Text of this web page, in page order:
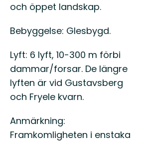
och öppet landskap.
Bebyggelse: Glesbygd.
Lyft: 6 lyft, 10-300 m förbi
dammar/forsar. De längre
lyften är vid Gustavsberg
och Fryele kvarn.
Anmärkning:
Framkomligheten i enstaka